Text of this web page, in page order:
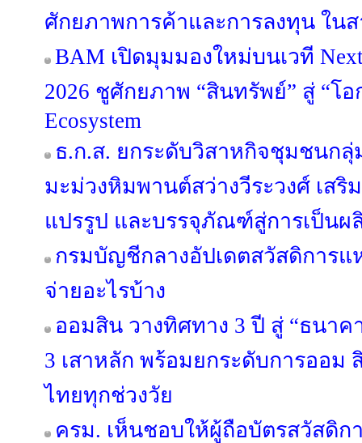
ศักยภาพการค้าและการลงทุน ใน
BAM เปิดมุมมองใหม่บนเวที Next
2026 ชูศักยภาพ “สินทรัพย์” สู่ “โอ
Ecosystem
ธ.ก.ส. ยกระดับวิสาหกิจชุมชนกลุ่
มะม่วงหิมพานต์สว่างวีระวงศ์ เสริ
แปรรูป และบรรจุภัณฑ์สู่การเป็น
กรมบัญชีกลางอัปเดตสวัสดิการแ
จ่ายอะไรบ้าง
ออมสิน วางทิศทาง 3 ปี สู่ “ธนา
3 เสาหลัก พร้อมยกระดับการออม
ไทยทุกช่วงวัย
ครม. เห็นชอบให้ผู้ถือบัตรสวัสดิก